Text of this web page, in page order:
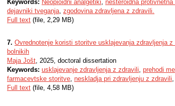
Keywords: Neopioidni analgetiki, nesteroidna
dejavniki tveganja, zgodovina zdravljena z zdravili.
Full text (file, 2,29 MB)
7. ​Ovrednotenje koristi storitve usklajevanja zdravljenja
bolnikih
Maja Jošt, 2025, doctoral dissertation
Keywords: usklajevanje zdravljenja z zdravili, prehodi
farmacevtske storitve, neskladja pri zdravljenju z zdravili,
Full text (file, 4,58 MB)